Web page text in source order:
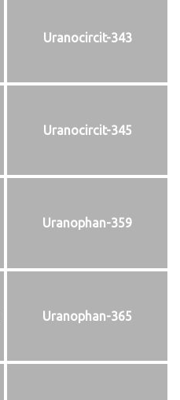
Uranocircit-343
Uranocircit-345
Uranophan-359
Uranophan-365